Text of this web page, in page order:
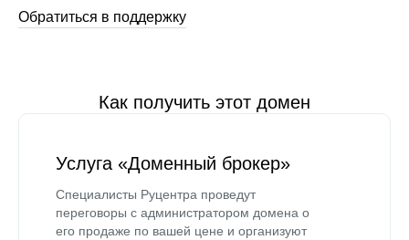
Обратиться в поддержку
Как получить этот домен
Услуга «Доменный брокер»
Специалисты Руцентра проведут
переговоры с администратором домена о
его продаже по вашей цене и организуют